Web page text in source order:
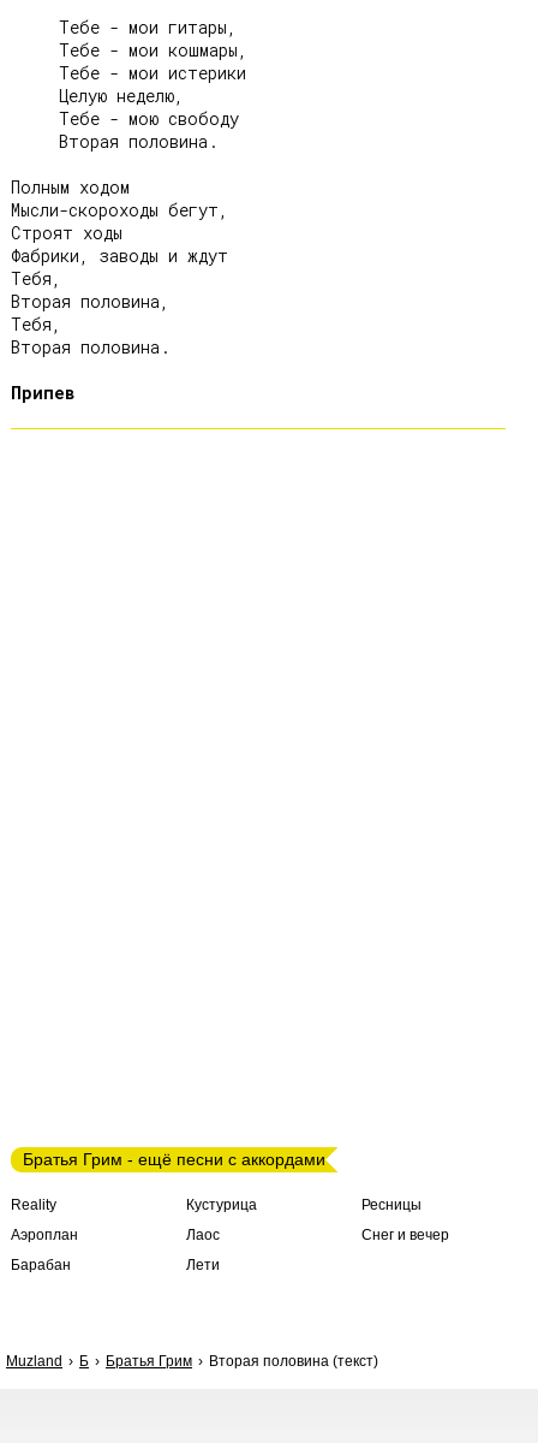
Полным ходом
Мысли-скороходы бегут,
Строят ходы
Фабрики, заводы и ждут
Тебя,
Вторая половина,
Тебя,
Вторая половина.
Припев
Братья Грим - ещё песни с аккордами
Reality
Аэроплан
Барабан
Кустурица
Лаос
Лети
Ресницы
Снег и вечер
Muzland Б Братья Грим Вторая половина (текст)